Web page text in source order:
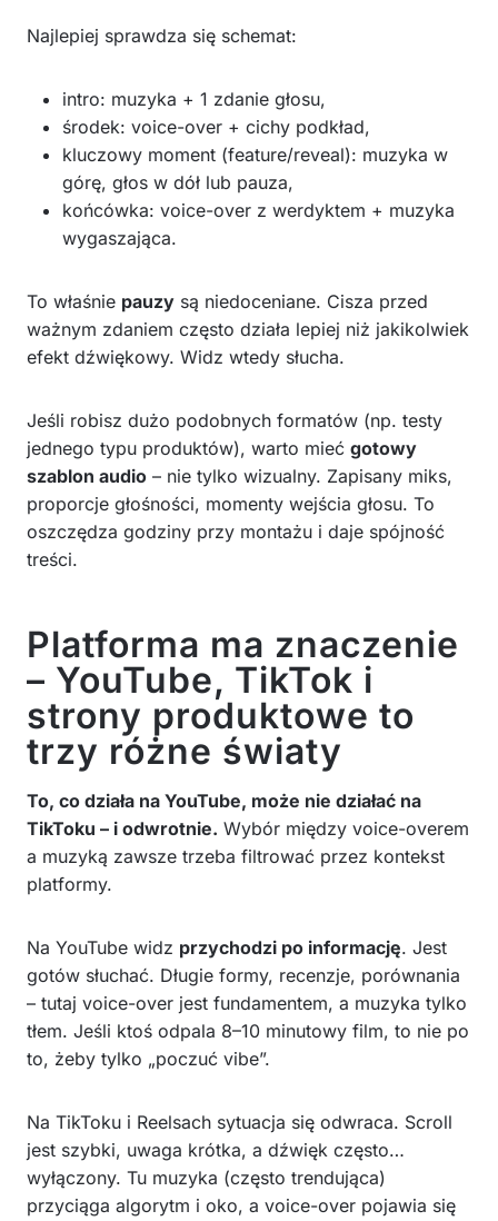
Najlepiej sprawdza się schemat:
intro: muzyka + 1 zdanie głosu,
środek: voice-over + cichy podkład,
kluczowy moment (feature/reveal): muzyka w
górę, głos w dół lub pauza,
końcówka: voice-over z werdyktem + muzyka
wygaszająca.
To właśnie pauzy są niedoceniane. Cisza przed
ważnym zdaniem często działa lepiej niż jakikolwiek
efekt dźwiękowy. Widz wtedy słucha.
Jeśli robisz dużo podobnych formatów (np. testy
jednego typu produktów), warto mieć gotowy
szablon audio – nie tylko wizualny. Zapisany miks,
proporcje głośności, momenty wejścia głosu. To
oszczędza godziny przy montażu i daje spójność
treści.
Platforma ma znaczenie
– YouTube, TikTok i
strony produktowe to
trzy różne światy
To, co działa na YouTube, może nie działać na
TikToku – i odwrotnie. Wybór między voice-overem
a muzyką zawsze trzeba filtrować przez kontekst
platformy.
Na YouTube widz przychodzi po informację. Jest
gotów słuchać. Długie formy, recenzje, porównania
– tutaj voice-over jest fundamentem, a muzyka tylko
tłem. Jeśli ktoś odpala 8–10 minutowy film, to nie po
to, żeby tylko „poczuć vibe”.
Na TikToku i Reelsach sytuacja się odwraca. Scroll
jest szybki, uwaga krótka, a dźwięk często…
wyłączony. Tu muzyka (często trendująca)
przyciąga algorytm i oko, a voice-over pojawia się